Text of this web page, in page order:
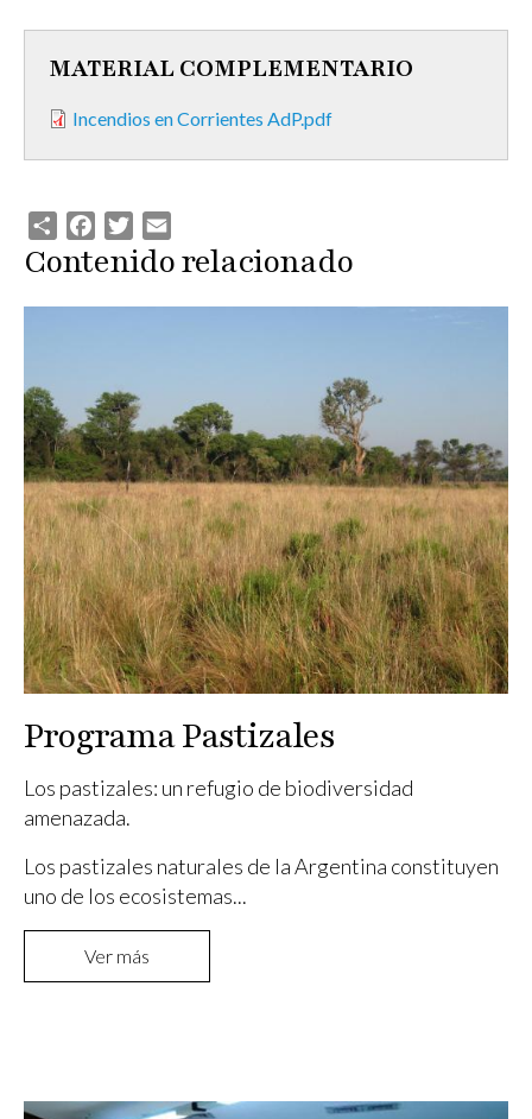
MATERIAL COMPLEMENTARIO
Incendios en Corrientes AdP.pdf
Share Facebook
Twitter
Contenido relacionado
Programa Pastizales
Los pastizales: un refugio de biodiversidad
amenazada.
Los pastizales naturales de la Argentina constituyen
uno de los ecosistemas...
Ver más